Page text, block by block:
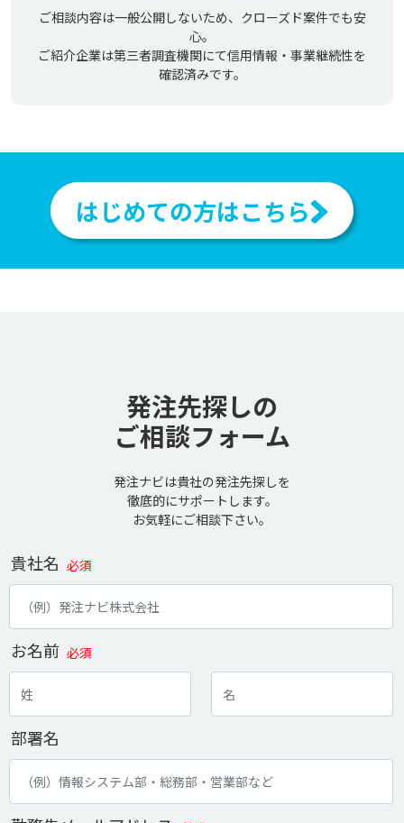
ご相談内容は一般公開しないため、クローズド案件でも安
心。
ご紹介企業は第三者調査機関にて信用情報・事業継続性を
確認済みです。
はじめての方はこちら
発注先探しの
ご相談フォーム
発注ナビは貴社の発注先探しを
徹底的にサポートします。
お気軽にご相談下さい。
貴社名 必須
お名前 必須
部署名